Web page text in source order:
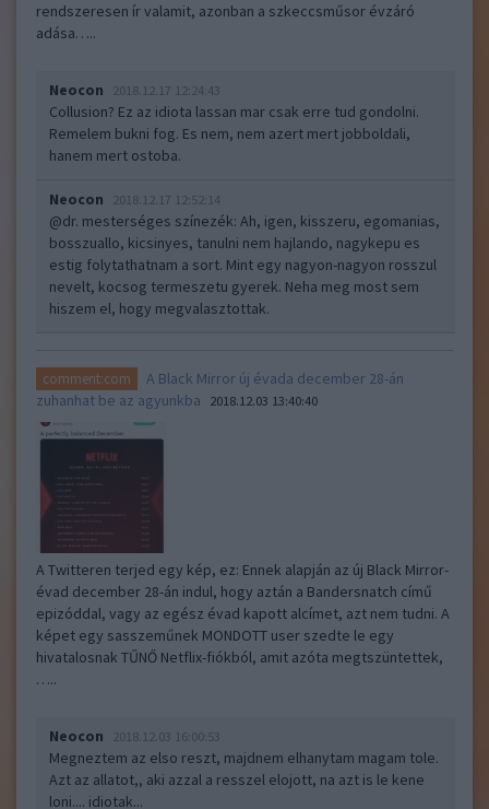
rendszeresen ír valamit, azonban a szkeccsműsor évzáró
adása…..
Neocon 2018.12.17 12:24:43
Collusion? Ez az idiota lassan mar csak erre tud gondolni.
Remelem bukni fog. Es nem, nem azert mert jobboldali,
hanem mert ostoba.
Neocon 2018.12.17 12:52:14
@dr. mesterséges színezék: Ah, igen, kisszeru, egomanias,
bosszuallo, kicsinyes, tanulni nem hajlando, nagykepu es
estig folytathatnam a sort. Mint egy nagyon-nagyon rosszul
nevelt, kocsog termeszetu gyerek. Neha meg most sem
hiszem el, hogy megvalasztottak.
comment:com
A Black Mirror új évada december 28-án
zuhanhat be az agyunkba
2018.12.03 13:40:40
A Twitteren terjed egy kép, ez: Ennek alapján az új Black Mirror-
évad december 28-án indul, hogy aztán a Bandersnatch című
epizóddal, vagy az egész évad kapott alcímet, azt nem tudni. A
képet egy sasszeműnek MONDOTT user szedte le egy
hivatalosnak TŰNŐ Netflix-fiókból, amit azóta megtszüntettek,
…..
Neocon 2018.12.03 16:00:53
Megneztem az elso reszt, majdnem elhanytam magam tole.
Azt az allatot,, aki azzal a resszel elojott, na azt is le kene
loni.... idiotak...